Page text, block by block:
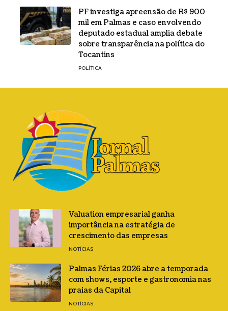
PF investiga apreensão de R$ 900
mil em Palmas e caso envolvendo
deputado estadual amplia debate
sobre transparência na política do
Tocantins
POLÍTICA
Valuation empresarial ganha
importância na estratégia de
crescimento das empresas
NOTÍCIAS
Palmas Férias 2026 abre a temporada
com shows, esporte e gastronomia nas
praias da Capital
NOTÍCIAS